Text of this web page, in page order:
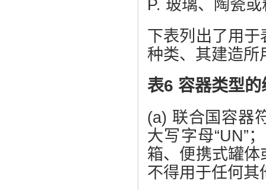
P. 玻璃、陶瓷
下表列出了用
种类、其建造所
表6 容器类型
(a) 联合国容器
大写字母“UN”
箱、便携式罐
不得用于任何其